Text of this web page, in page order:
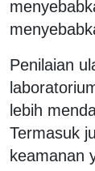
Penilaian
lebih
Termasuk
keamanan